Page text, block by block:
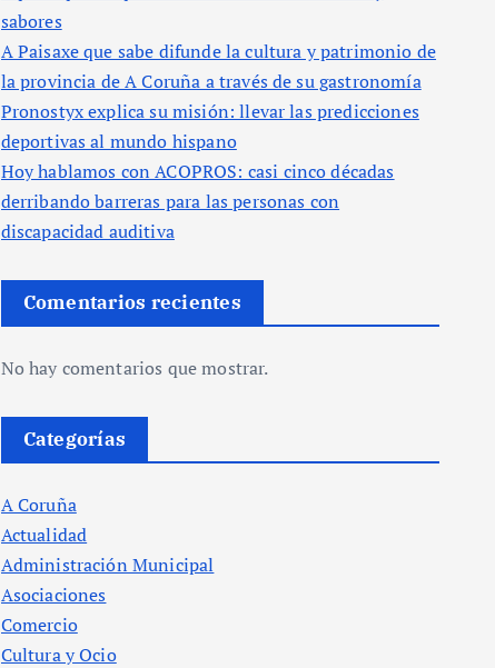
sabores
A Paisaxe que sabe difunde la cultura y patrimonio de
la provincia de A Coruña a través de su gastronomía
Pronostyx explica su misión: llevar las predicciones
deportivas al mundo hispano
Hoy hablamos con ACOPROS: casi cinco décadas
derribando barreras para las personas con
discapacidad auditiva
Comentarios recientes
No hay comentarios que mostrar.
Categorías
A Coruña
Actualidad
Administración Municipal
Asociaciones
Comercio
Cultura y Ocio